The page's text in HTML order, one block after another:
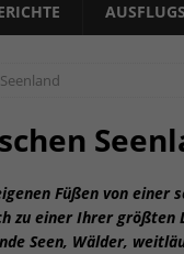
Füßen von einer
zu einer Ihrer
Seen, Wälder,